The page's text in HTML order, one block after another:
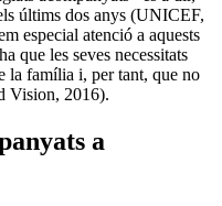
últims dos anys (UNICEF,
especial atenció a aquests
que les seves necessitats
la família i, per tant, que no
Vision, 2016).
a